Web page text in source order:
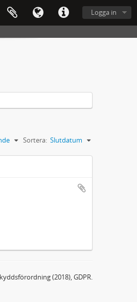
Logga in
Sortera: Slutdatum
(2018), GDPR.